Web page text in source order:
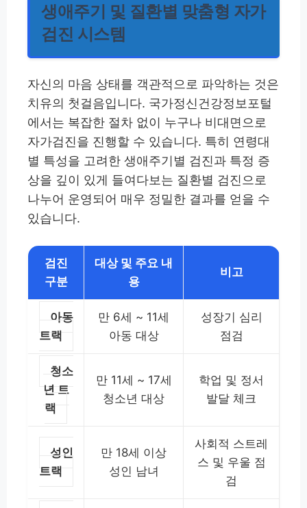
생애주기 및 질환별 맞춤형 자가
검진 시스템
자신의 마음 상태를 객관적으로 파악하는 것은
치유의 첫걸음입니다. 국가정신건강정보포털
에서는 복잡한 절차 없이 누구나 비대면으로
자가검진을 진행할 수 있습니다. 특히 연령대
별 특성을 고려한 생애주기별 검진과 특정 증
상을 깊이 있게 들여다보는 질환별 검진으로
나누어 운영되어 매우 정밀한 결과를 얻을 수
있습니다.
검진
구분
대상 및 주요 내
용
비고
아동
트랙
만 6세 ~ 11세
아동 대상
성장기 심리
점검
청소
년 트
랙
만 11세 ~ 17세
청소년 대상
학업 및 정서
발달 체크
성인
트랙
만 18세 이상
성인 남녀
사회적 스트레
스 및 우울 점
검